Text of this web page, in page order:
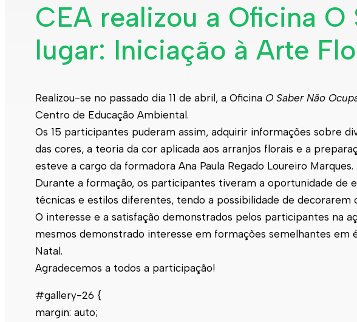
CEA realizou a Oficina O
lugar: Iniciação à Arte
Realizou-se no passado dia 11 de abril, a Oficina O Saber Não
Centro de Educação Ambiental.
Os 15 participantes puderam assim, adquirir informações sobre
das cores, a teoria da cor aplicada aos arranjos florais e a
esteve a cargo da formadora Ana Paula Regado Loureiro Marques.
Durante a formação, os participantes tiveram a oportunidade de
técnicas e estilos diferentes, tendo a possibilidade de decorarem
O interesse e a satisfação demonstrados pelos participantes na
mesmos demonstrado interesse em formações semelhantes em
Natal.
Agradecemos a todos a participação!
#gallery-26 {
margin: auto;